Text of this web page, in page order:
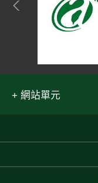
網站單元